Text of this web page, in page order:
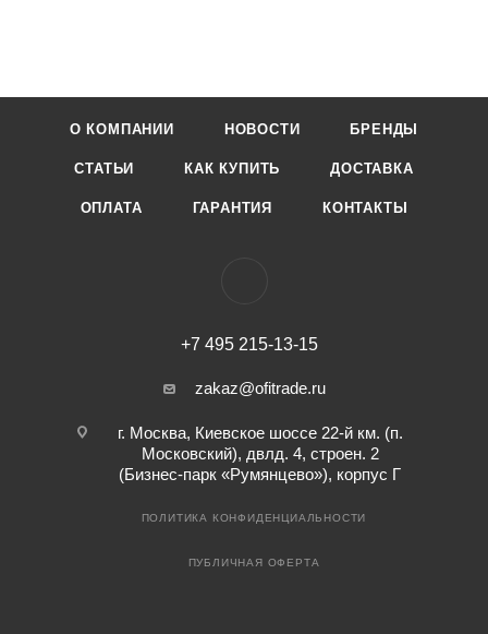
О КОМПАНИИ НОВОСТИ БРЕНДЫ
СТАТЬИ КАК КУПИТЬ ДОСТАВКА
ОПЛАТА ГАРАНТИЯ КОНТАКТЫ
+7 495 215-13-15
zakaz@ofitrade.ru
г. Москва, Киевское шоссе 22-й км. (п.
Московский), двлд. 4, строен. 2
(Бизнес-парк «Румянцево»), корпус Г
ПОЛИТИКА КОНФИДЕНЦИАЛЬНОСТИ
ПУБЛИЧНАЯ ОФЕРТА